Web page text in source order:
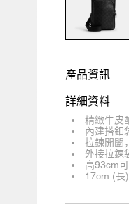
產品資訊
詳細資料
精緻牛皮
內建搭釦
拉鍊開闔
外接拉鍊
高93cm
17cm (長